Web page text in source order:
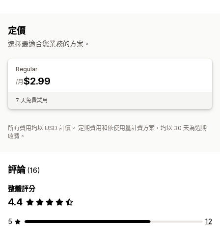
管理頁面
定價
選擇最適合您業務的方案。
Regular
$2.99
/月
7 天免費試用
所有費用均以 USD 計價。 定期費用和依使用量計費方案，均以 30 天為週期
收費。
評論(16)
整體評分
4.4
5
12